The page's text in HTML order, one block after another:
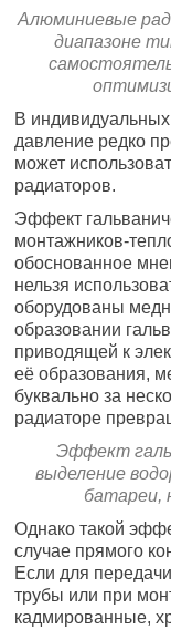
Алюминиевые
диапазоне
В
давление редко
может
радиаторов.
Эффект
монтажников-
обоснованное
нельзя
оборудованы
образовании
приводящей к
её образования,
буквально за
радиаторе
Эффект
выделение
батареи,
Однако такой
случае прямого
Если для
трубы или при
кадмированные,